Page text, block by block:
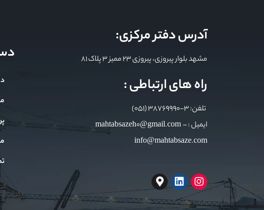
آدرس دفتر مرکزی:
مشهد بلوار پیروزی، پیروزی 23 ممیز 3 پلاک 81
راه های ارتباطی :
تلفن: 3-38769990 (051)
ایمیل : mahtabsazeh0@gmail.com –
info@mahtabsaze.com